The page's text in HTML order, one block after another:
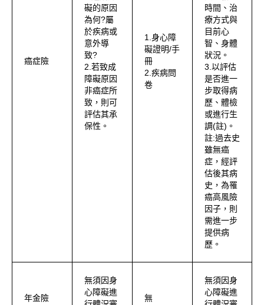
癌症險
礙的原因
為何?屬
於疾病或
意外導
致?
2.若致成
障礙原因
非癌症所
致，則可
評估其承
保性。
1.身心障
礙證明/手
冊
2.疾病問
卷
時間、治
療方式與
目前心
智、身體
狀況。
3.以評估
是否進一
步取得病
歷、體檢
或進行生
調(註)。
註:過去史
雖無癌
症，經評
估後其病
史，為罹
癌高風險
因子，則
需進一步
提供病
歷。
年金險
無須因身
心障礙進
無
無須因身
心障礙進